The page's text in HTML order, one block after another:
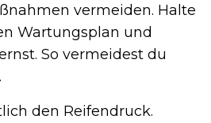
vermeiden. Halte
Wartungsplan und
So vermeidest du
den Reifendruck.